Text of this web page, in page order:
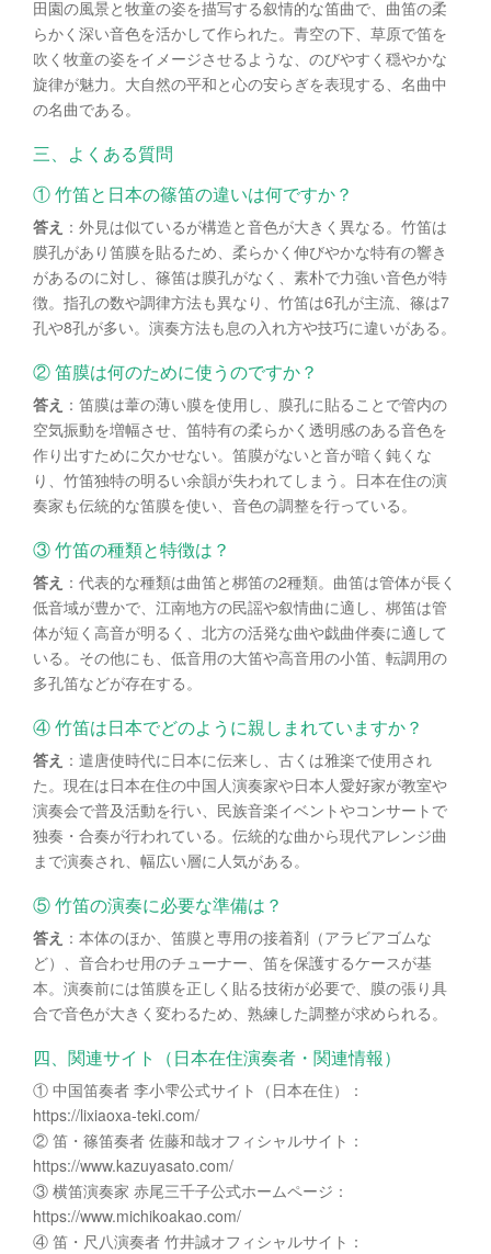
田園の風景と牧童の姿を描写する叙情的な笛曲で、曲笛の柔
らかく深い音色を活かして作られた。青空の下、草原で笛を
吹く牧童の姿をイメージさせるような、のびやすく穏やかな
旋律が魅力。大自然の平和と心の安らぎを表現する、名曲中
の名曲である。
三、よくある質問
① 竹笛と日本の篠笛の違いは何ですか？
答え ：外見は似ているが構造と音色が大きく異なる。竹笛は
膜孔があり笛膜を貼るため、柔らかく伸びやかな特有の響き
があるのに対し、篠笛は膜孔がなく、素朴で力強い音色が特
徴。指孔の数や調律方法も異なり、竹笛は6孔が主流、篠は7
孔や8孔が多い。演奏方法も息の入れ方や技巧に違いがある。
② 笛膜は何のために使うのですか？
答え ：笛膜は葦の薄い膜を使用し、膜孔に貼ることで管内の
空気振動を増幅させ、笛特有の柔らかく透明感のある音色を
作り出すために欠かせない。笛膜がないと音が暗く鈍くな
り、竹笛独特の明るい余韻が失われてしまう。日本在住の演
奏家も伝統的な笛膜を使い、音色の調整を行っている。
③ 竹笛の種類と特徴は？
答え ：代表的な種類は曲笛と梆笛の2種類。曲笛は管体が長く
低音域が豊かで、江南地方の民謡や叙情曲に適し、梆笛は管
体が短く高音が明るく、北方の活発な曲や戯曲伴奏に適して
いる。その他にも、低音用の大笛や高音用の小笛、転調用の
多孔笛などが存在する。
④ 竹笛は日本でどのように親しまれていますか？
答え ：遣唐使時代に日本に伝来し、古くは雅楽で使用され
た。現在は日本在住の中国人演奏家や日本人愛好家が教室や
演奏会で普及活動を行い、民族音楽イベントやコンサートで
独奏・合奏が行われている。伝統的な曲から現代アレンジ曲
まで演奏され、幅広い層に人気がある。
⑤ 竹笛の演奏に必要な準備は？
答え ：本体のほか、笛膜と専用の接着剤（アラビアゴムな
ど）、音合わせ用のチューナー、笛を保護するケースが基
本。演奏前には笛膜を正しく貼る技術が必要で、膜の張り具
合で音色が大きく変わるため、熟練した調整が求められる。
四、関連サイト（日本在住演奏者・関連情報）
① 中国笛奏者 李小雫公式サイト（日本在住）：
https://lixiaoxa-teki.com/
② 笛・篠笛奏者 佐藤和哉オフィシャルサイト：
https://www.kazuyasato.com/
③ 横笛演奏家 赤尾三千子公式ホームページ：
https://www.michikoakao.com/
④ 笛・尺八演奏者 竹井誠オフィシャルサイト：